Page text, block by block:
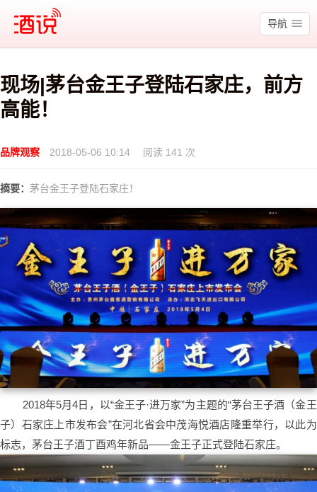
酒说
导航
现场|茅台金王子登陆石家庄，前方
高能！
品牌观察 2018-05-06 10:14 阅读 141 次
摘要： 茅台金王子登陆石家庄！
2018年5月4日，以“金王子·进万家”为主题的“茅台王子酒（金王
子）石家庄上市发布会”在河北省会中茂海悦酒店隆重举行，以此为
标志，茅台王子酒丁酉鸡年新品——金王子正式登陆石家庄。